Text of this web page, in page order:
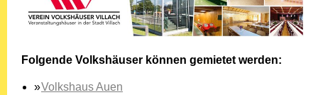
Folgende Volkshäuser können gemietet werden:
Volkshaus Auen